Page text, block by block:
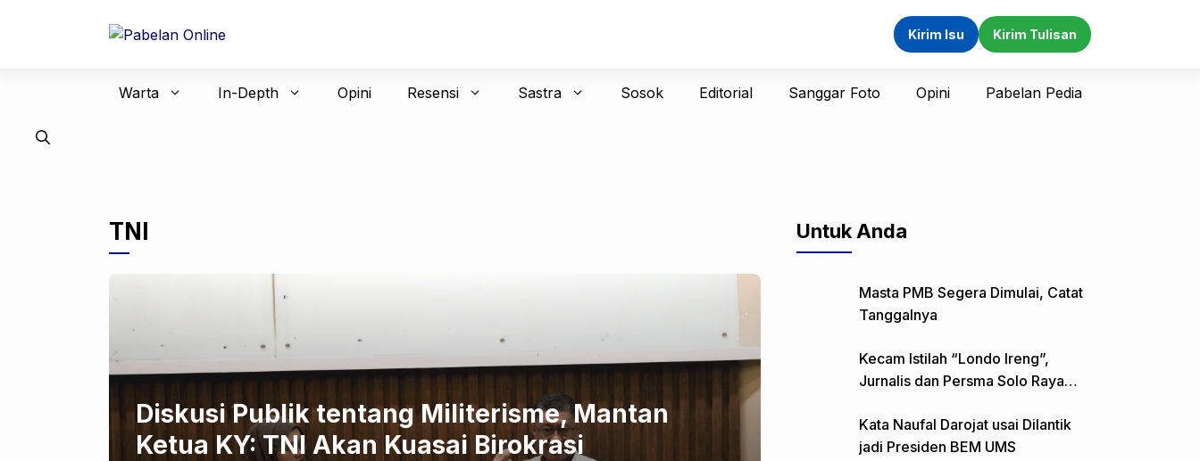
Kirim Isu Kirim Tulisan
Warta In-Depth Opini Resensi Sastra Sosok Editorial Sanggar Foto Opini Pabelan Pedia
TNI
Diskusi Publik tentang Militerisme, Mantan
Ketua KY: TNI Akan Kuasai Birokrasi
Untuk Anda
Masta PMB Segera Dimulai, Catat
Tanggalnya
Kecam Istilah “Londo Ireng”,
Jurnalis dan Persma Solo Raya
Kata Naufal Darojat usai Dilantik
jadi Presiden BEM UMS